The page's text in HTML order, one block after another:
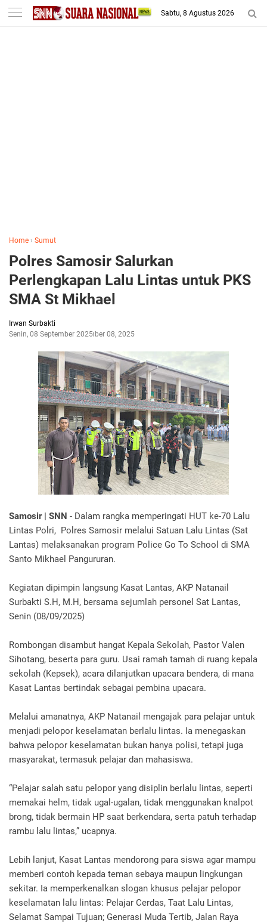
-->
Sabtu, 8 Agustus 2026
Home › Sumut
Polres Samosir Salurkan
Perlengkapan Lalu Lintas untuk PKS
SMA St Mikhael
Irwan Surbakti
Senin, 08 September 2025September 08, 2025
Samosir | SNN - Dalam rangka memperingati HUT ke-70 Lalu
Lintas Polri, Polres Samosir melalui Satuan Lalu Lintas (Sat
Lantas) melaksanakan program Police Go To School di SMA
Santo Mikhael Pangururan.
Kegiatan dipimpin langsung Kasat Lantas, AKP Natanail
Surbakti S.H, M.H, bersama sejumlah personel Sat Lantas,
Senin (08/09/2025)
Rombongan disambut hangat Kepala Sekolah, Pastor Valen
Sihotang, beserta para guru. Usai ramah tamah di ruang kepala
sekolah (Kepsek), acara dilanjutkan upacara bendera, di mana
Kasat Lantas bertindak sebagai pembina upacara.
Melalui amanatnya, AKP Natanail mengajak para pelajar untuk
menjadi pelopor keselamatan berlalu lintas. Ia menegaskan
bahwa pelopor keselamatan bukan hanya polisi, tetapi juga
masyarakat, termasuk pelajar dan mahasiswa.
“Pelajar salah satu pelopor yang disiplin berlalu lintas, seperti
memakai helm, tidak ugal-ugalan, tidak menggunakan knalpot
brong, tidak bermain HP saat berkendara, serta patuh terhadap
rambu lalu lintas,” ucapnya.
Lebih lanjut, Kasat Lantas mendorong para siswa agar mampu
memberi contoh kepada teman sebaya maupun lingkungan
sekitar. Ia memperkenalkan slogan khusus pelajar pelopor
keselamatan lalu lintas: Pelajar Cerdas, Taat Lalu Lintas,
Selamat Sampai Tujuan; Generasi Muda Tertib, Jalan Raya